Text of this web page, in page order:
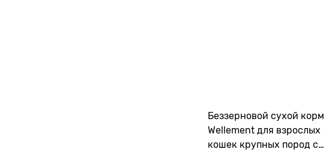
Беззерновой сухой корм
Wellement для взрослых
кошек крупных пород с